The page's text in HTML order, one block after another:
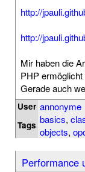
http://
http://
Mir haben die
PHP
Gerade auch
User annonyme
Tags basics,
objects,
Performance